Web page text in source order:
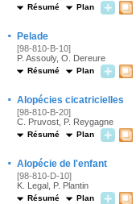
Résumé Plan
· Pelade
[98-810-B-10]
P. Assouly, O. Dereure
Résumé Plan
· Alopécies cicatricielles
[98-810-B-20]
C. Pruvost, P. Reygagne
Résumé Plan
· Alopécie de l'enfant
[98-810-D-10]
K. Legal, P. Plantin
Résumé Plan